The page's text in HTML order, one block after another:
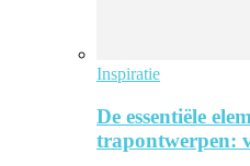
Inspiratie
De essentiële
trapontwerpen: